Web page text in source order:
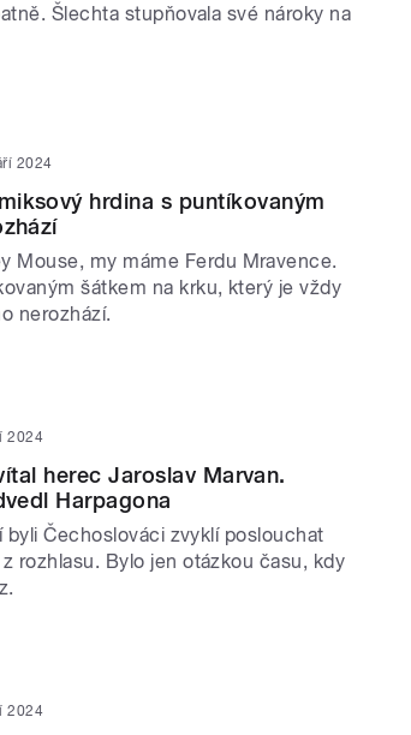
Šlechta stupňovala své nároky na
2024
hrdina s puntíkovaným
Mouse, my máme Ferdu Mravence.
šátkem na krku, který je vždy
nerozhází.
2024
herec Jaroslav Marvan.
Harpagona
Čechoslováci zvyklí poslouchat
rozhlasu. Bylo jen otázkou času, kdy
2024